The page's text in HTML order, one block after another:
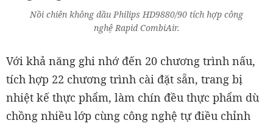
Nồi chiên không dầu Philips HD9880/90 tích hợp công
nghệ Rapid CombiAir.
Với khả năng ghi nhớ đến 20 chương trình nấu,
tích hợp 22 chương trình cài đặt sẵn, trang bị
nhiệt kế thực phẩm, làm chín đều thực phẩm dù
chồng nhiều lớp cùng công nghệ tự điều chỉnh